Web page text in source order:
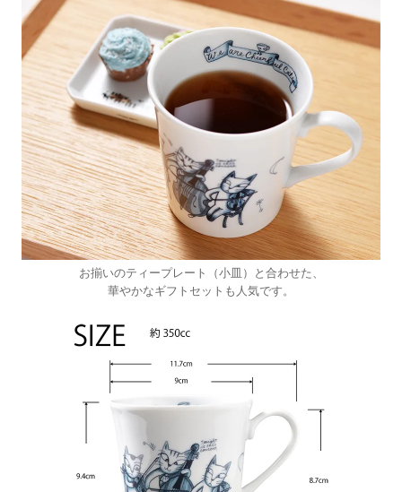
お揃いのティープレート（小皿）と合わせた、
華やかなギフトセットも人気です。